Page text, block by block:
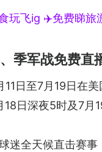
玩飞ig ✈️免费睇旅
季军战免费直
11日至7月19日在
18日深夜5时及7月
迷全天候直击赛